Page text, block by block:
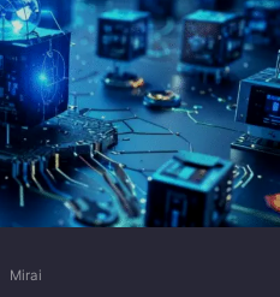
Mirai